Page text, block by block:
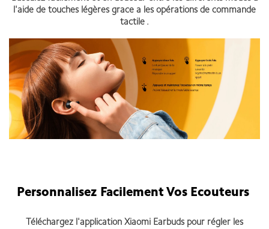
l'aide de touches légères grace a les opérations de commande
tactile .
Personnalisez Facilement Vos Ecouteurs
Téléchargez l'application Xiaomi Earbuds pour régler les